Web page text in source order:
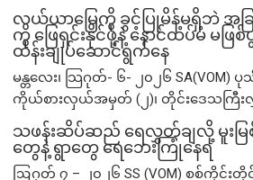
လယ်ယာမြေကို ခွင့်ပြုမိန့်မရှိဘဲ အခြ
ကို ဖြေရှင်းနိုင်ဖို့နဲ့ နောင်ထပ်မံ မဖ
ထိန်းချုပ်ဆောင်ရွက်နေ
မန္တလေး၊ သြဂုတ်- ၆- ၂၀၂၆ SA(VOM)
ကိုယ်စားလှယ်အမှတ် (၂)၊ တိုင်းဒေသကြီး
သဖန်းဆိပ်ဆည် ရေလွှတ်ချလို့ မူးမြ
တွေနဲ့ ရွာတွေ ရေဘေးကြုံနေရ
ဩဂုတ် ၇ – ၂၀၂၆ SS (VOM) စစ်ကိုင်းတို